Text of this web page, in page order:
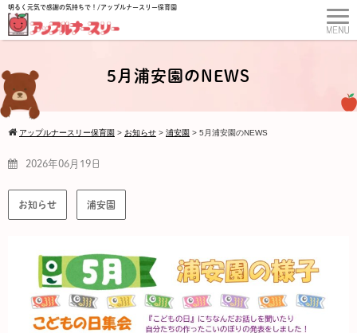
明るく元気で感謝の気持ちで！/アップルナースリー保育園
5月浦安園のNEWS
アップルナースリー保育園 > お知らせ > 浦安園 > 5月浦安園のNEWS
2026年06月19日
お知らせ 浦安園